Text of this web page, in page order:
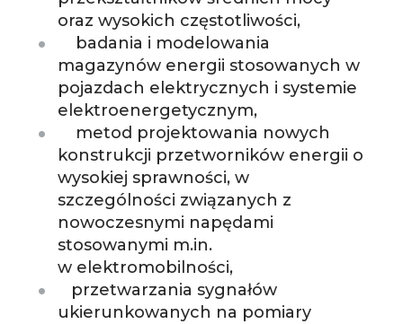
oraz wysokich częstotliwości,
badania i modelowania
magazynów energii stosowanych w
pojazdach elektrycznych i systemie
elektroenergetycznym,
metod projektowania nowych
konstrukcji przetworników energii o
wysokiej sprawności, w
szczególności związanych z
nowoczesnymi napędami
stosowanymi m.in.
w elektromobilności,
przetwarzania sygnałów
ukierunkowanych na pomiary